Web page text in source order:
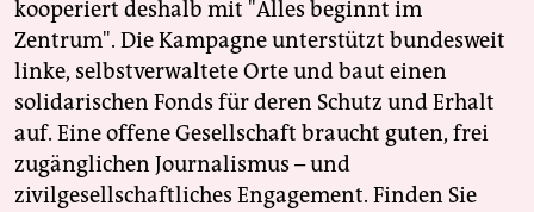
kooperiert deshalb mit "Alles beginnt im
Zentrum". Die Kampagne unterstützt bundesweit
linke, selbstverwaltete Orte und baut einen
solidarischen Fonds für deren Schutz und Erhalt
auf. Eine offene Gesellschaft braucht guten, frei
zugänglichen Journalismus – und
zivilgesellschaftliches Engagement. Finden Sie